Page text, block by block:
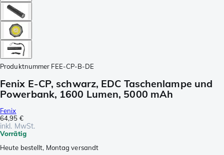
Produktnummer FEE-CP-B-DE
Fenix E-CP, schwarz, EDC Taschenlampe und
Powerbank, 1600 Lumen, 5000 mAh
Fenix
64,95 €
inkl. MwSt.
Vorrätig
Heute bestellt, Montag versandt